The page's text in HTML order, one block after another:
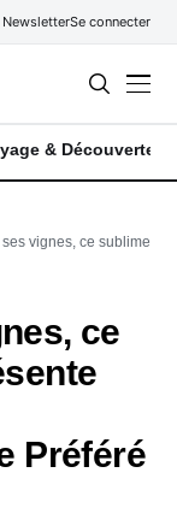
NewsletterSe connecter
& Découverte
vignes, ce sublime
ce
Préféré